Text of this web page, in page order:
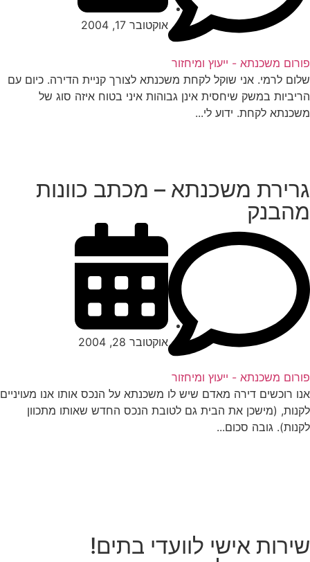
משכנתא - ייעוץ ומיחזור
אוקטובר 17, 2004
לרמי. אני שוקל לקחת משכנתא לצורך קניית הדירה. כיום עם
במשק שיחסית אינן גבוהות איני בטוח איזה סוג של
לקחת. ידוע לי...
משכנתא – מכתב כוונות
משכנתא - ייעוץ ומיחזור
אוקטובר 28, 2004
רוכשים דירה מאדם שיש לו משכנתא על הנכס אותו אנו מעויניים
(מישכן את הבית גם לטובת הנכס החדש שאותו מתכוון
גובה סכום...
אישי לוועדי בתים!